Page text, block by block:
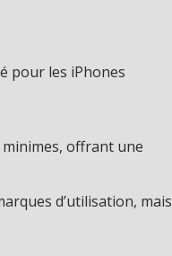
pour les iPhones
minimes, offrant une
d’utilisation, mais